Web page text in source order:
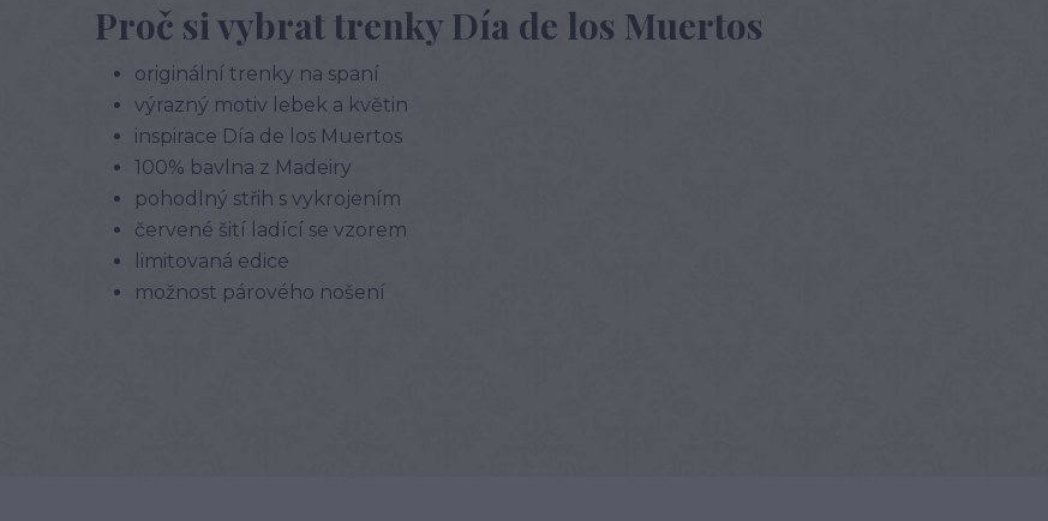
Proč si vybrat trenky Día de los Muertos
originální trenky na spaní
výrazný motiv lebek a květin
inspirace Día de los Muertos
100% bavlna z Madeiry
pohodlný střih s vykrojením
červené šití ladící se vzorem
limitovaná edice
možnost párového nošení